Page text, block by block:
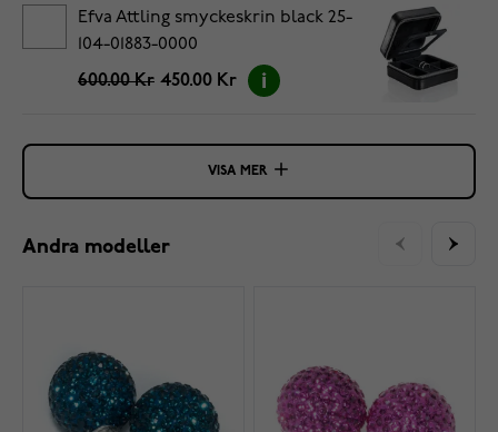
Efva Attling smyckeskrin black 25-
104-01883-0000
600.00 Kr 450.00 Kr
VISA MER
Andra modeller